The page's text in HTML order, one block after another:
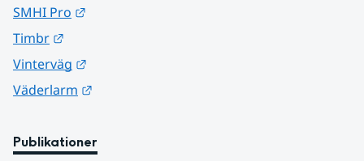
SMHI Pro
Timbr
Vinterväg
Väderlarm
Publikationer